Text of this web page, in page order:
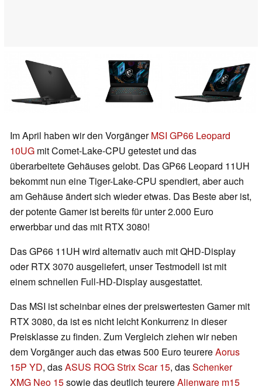
Im April haben wir den VorgängerMSI GP66 Leopard
10UG mit Comet-Lake-CPU getestet und das
überarbeitete Gehäuses gelobt. Das GP66 Leopard 11UH
bekommt nun eine Tiger-Lake-CPU spendiert, aber auch
am Gehäuse ändert sich wieder etwas. Das Beste aber ist,
der potente Gamer ist bereits für unter 2.000 Euro
erwerbbar und das mit RTX 3080!
Das GP66 11UH wird alternativ auch mit QHD-Display
oder RTX 3070 ausgeliefert, unser Testmodell ist mit
einem schnellen Full-HD-Display ausgestattet.
Das MSI ist scheinbar eines der preiswertesten Gamer mit
RTX 3080, da ist es nicht leicht Konkurrenz in dieser
Preisklasse zu finden. Zum Vergleich ziehen wir neben
dem Vorgänger auch das etwas 500 Euro teurereAorus
15P YD, dasASUS ROG Strix Scar 15, dasSchenker
XMG Neo 15sowie das deutlich teurereAlienware m15